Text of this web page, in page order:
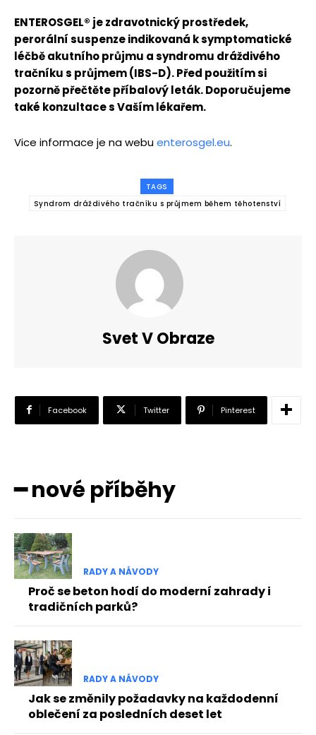
ENTEROSGEL® je zdravotnický prostředek,
perorální suspenze indikovaná k symptomatické
léčbě akutního průjmu a syndromu dráždivého
tračníku s průjmem (IBS-D). Před použitím si
pozorně přečtěte příbalový leták. Doporučujeme
také konzultace s Vaším lékařem.
Vice informace je na webuenterosgel.eu.
TAGS
Syndrom dráždivého tračníku s průjmem během těhotenství
Svet V Obraze
Facebook Twitter Pinterest
━ nové příběhy
RADY A NÁVODY
Proč se beton hodí do moderní zahrady i
tradičních parků?
RADY A NÁVODY
Jak se změnily požadavky na každodenní
oblečení za posledních deset let